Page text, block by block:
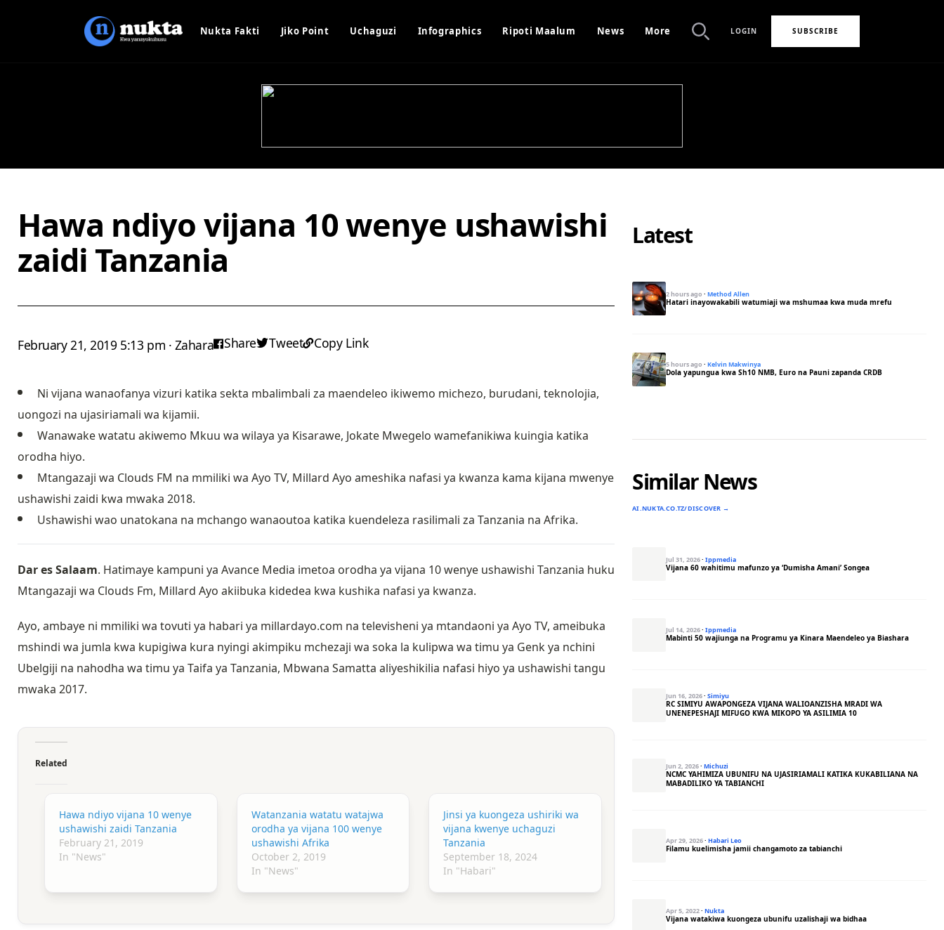
Nukta Fakti Jiko Point Uchaguzi Infographics Ripoti Maalum News More LOGIN SUBSCRIBE
Hawa ndiyo vijana 10 wenye ushawishi
zaidi Tanzania
February 21, 2019 5:13 pm · Zahara Share Tweet Copy Link
Ni vijana wanaofanya vizuri katika sekta mbalimbali za maendeleo ikiwemo michezo, burudani, teknolojia,
uongozi na ujasiriamali wa kijamii.
Wanawake watatu akiwemo Mkuu wa wilaya ya Kisarawe, Jokate Mwegelo wamefanikiwa kuingia katika
orodha hiyo.
Mtangazaji wa Clouds FM na mmiliki wa Ayo TV, Millard Ayo ameshika nafasi ya kwanza kama kijana mwenye
ushawishi zaidi kwa mwaka 2018.
Ushawishi wao unatokana na mchango wanaoutoa katika kuendeleza rasilimali za Tanzania na Afrika.
Dar es Salaam. Hatimaye kampuni ya Avance Media imetoa orodha ya vijana 10 wenye ushawishi Tanzania huku
Mtangazaji wa Clouds Fm, Millard Ayo akiibuka kidedea kwa kushika nafasi ya kwanza.
Ayo, ambaye ni mmiliki wa tovuti ya habari ya millardayo.com na televisheni ya mtandaoni ya Ayo TV, ameibuka
mshindi wa jumla kwa kupigiwa kura nyingi akimpiku mchezaji wa soka la kulipwa wa timu ya Genk ya nchini
Ubelgiji na nahodha wa timu ya Taifa ya Tanzania, Mbwana Samatta aliyeshikilia nafasi hiyo ya ushawishi tangu
mwaka 2017.
Related
Hawa ndiyo vijana 10 wenye
ushawishi zaidi Tanzania
February 21, 2019
In "News"
Watanzania watatu watajwa
orodha ya vijana 100 wenye
ushawishi Afrika
October 2, 2019
In "News"
Jinsi ya kuongeza ushiriki wa
vijana kwenye uchaguzi
Tanzania
September 18, 2024
In "Habari"
Latest
2 hours ago ·Method Allen
Hatari inayowakabili watumiaji wa mshumaa kwa muda mrefu
5 hours ago ·Kelvin Makwinya
Dola yapungua kwa Sh10 NMB, Euro na Pauni zapanda CRDB
Similar News
AI.NUKTA.CO.TZ/DISCOVER →
Jul 31, 2026·Ippmedia
Vijana 60 wahitimu mafunzo ya ‘Dumisha Amani’ Songea
Jul 14, 2026·Ippmedia
Mabinti 50 wajiunga na Programu ya Kinara Maendeleo ya Biashara
Jun 16, 2026·Simiyu
RC SIMIYU AWAPONGEZA VIJANA WALIOANZISHA MRADI WA
UNENEPESHAJI MIFUGO KWA MIKOPO YA ASILIMIA 10
Jun 2, 2026·Michuzi
NCMC YAHIMIZA UBUNIFU NA UJASIRIAMALI KATIKA KUKABILIANA NA
MABADILIKO YA TABIANCHI
Apr 29, 2026·Habari Leo
Filamu kuelimisha jamii changamoto za tabianchi
Apr 5, 2022·Nukta
Vijana watakiwa kuongeza ubunifu uzalishaji wa bidhaa